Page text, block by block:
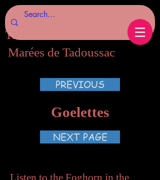
Tides of Tadoussac.com
Marées de Tadoussac
PREVIOUS
Goelettes
NEXT PAGE
Listen to the Foghorn in the